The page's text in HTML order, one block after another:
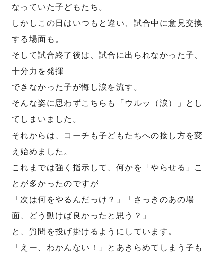
なっていた子どもたち。
しかしこの日はいつもと違い、試合中に意見交換
する場面も。
そして試合終了後は、試合に出られなかった子、
十分力を発揮
できなかった子が悔し涙を流す。
そんな姿に思わずこちらも「ウルッ（涙）」とし
てしまいました。
それからは、コーチも子どもたちへの接し方を変
え始めました。
これまでは強く指示して、何かを「やらせる」こ
とが多かったのですが
「次は何をやるんだっけ？」「さっきのあの場
面、どう動けば良かったと思う？」
と、質問を投げ掛けるようにしています。
「えー、わかんない！」とあきらめてしまう子も